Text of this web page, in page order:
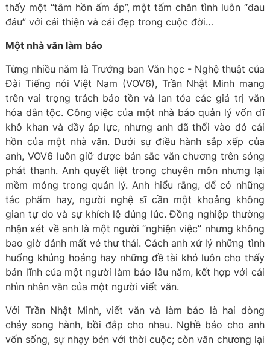
thấy một “tâm hồn ấm áp”, một tấm chân tình luôn “đau
đáu” với cái thiện và cái đẹp trong cuộc đời…
Một nhà văn làm báo
Từng nhiều năm là Trưởng ban Văn học - Nghệ thuật của
Đài Tiếng nói Việt Nam (VOV6), Trần Nhật Minh mang
trên vai trọng trách bảo tồn và lan tỏa các giá trị văn
hóa dân tộc. Công việc của một nhà báo quản lý vốn dĩ
khô khan và đầy áp lực, nhưng anh đã thổi vào đó cái
hồn của một nhà văn. Dưới sự điều hành sắp xếp của
anh, VOV6 luôn giữ được bản sắc văn chương trên sóng
phát thanh. Anh quyết liệt trong chuyên môn nhưng lại
mềm mỏng trong quản lý. Anh hiểu rằng, để có những
tác phẩm hay, người nghệ sĩ cần một khoảng không
gian tự do và sự khích lệ đúng lúc. Đồng nghiệp thường
nhận xét về anh là một người “nghiện việc” nhưng không
bao giờ đánh mất vẻ thư thái. Cách anh xử lý những tình
huống khủng hoảng hay những đề tài khó luôn cho thấy
bản lĩnh của một người làm báo lâu năm, kết hợp với cái
nhìn nhân văn của một người viết văn.
Với Trần Nhật Minh, viết văn và làm báo là hai dòng
chảy song hành, bồi đắp cho nhau. Nghề báo cho anh
vốn sống, sự nhạy bén với thời cuộc; còn văn chương lại